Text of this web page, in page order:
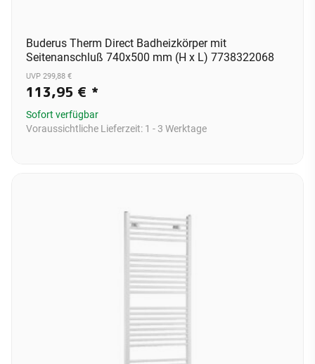
Buderus Therm Direct Badheizkörper mit
Seitenanschluß 740x500 mm (H x L) 7738322068
UVP 299,88 €
113,95 € *
Sofort verfügbar
Voraussichtliche Lieferzeit: 1 - 3 Werktage